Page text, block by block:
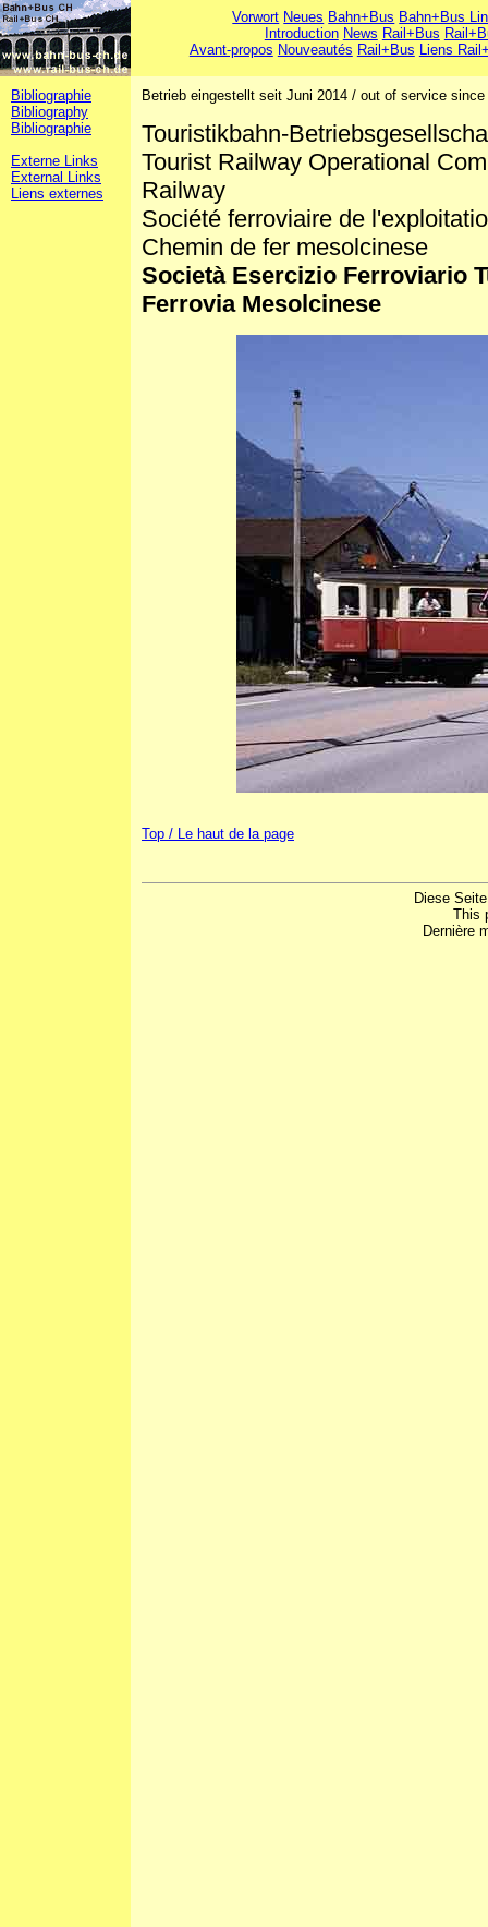
Vorwort Neues Bahn+Bus Bahn+Bus
Introduction News Rail+Bus
Avant-propos Nouveautés Rail+Bus Liens
Bibliographie
Bibliography
Bibliographie
Externe Links
External Links
Liens externes
Betrieb eingestellt seit Juni 2014 / out of service
Touristikbahn-
Tourist Railway Operational
Railway
Société ferroviaire de
Chemin de fer mesolcinese
Società Esercizio Ferroviario
Ferrovia Mesolcinese
Top / Le haut de la page
Diese
This
Dernière